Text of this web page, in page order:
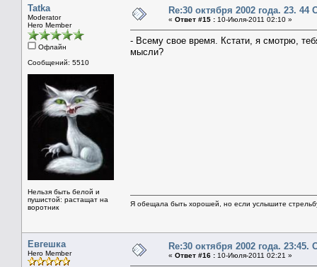
Tatka
Moderator
Hero Member
Офлайн
Сообщений: 5510
Нельзя быть белой и
пушистой: растащат на
воротник
Re:30 октября 2002 года. 23. 44
« Ответ #15 : 10-Июля-2011 02:10 »
- Всему свое время. Кстати, я смотрю,
мысли?
Я обещала быть хорошей, но если услышите
Евгешка
Hero Member
Re:30 октября 2002 года. 23:45.
« Ответ #16 : 10-Июля-2011 02:21 »